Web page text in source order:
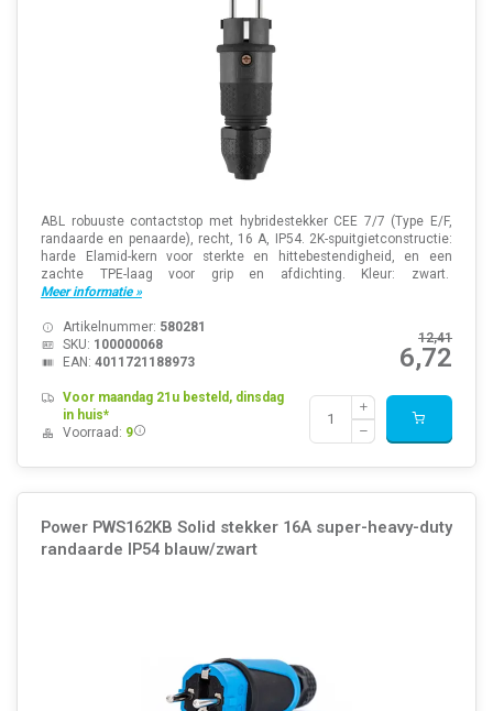
ABL robuuste contactstop met hybridestekker CEE 7/7 (Type E/F,
randaarde en penaarde), recht, 16 A, IP54. 2K-spuitgietconstructie:
harde Elamid-kern voor sterkte en hittebestendigheid, en een
zachte TPE-laag voor grip en afdichting. Kleur: zwart.
Meer informatie »
12,41
6,72
Artikelnummer: 580281
SKU: 100000068
EAN: 4011721188973
Voor maandag 21u besteld, dinsdag
in huis*
Voorraad: 9
Power PWS162KB Solid stekker 16A super-heavy-duty
randaarde IP54 blauw/zwart